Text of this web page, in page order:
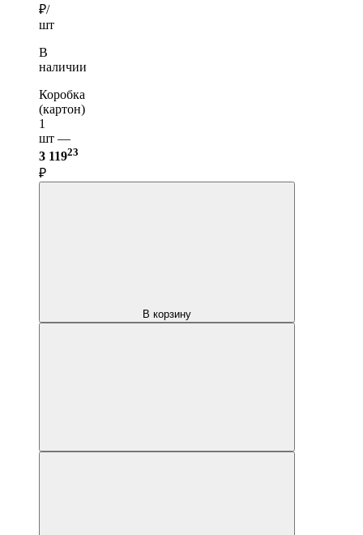
₽/
шт
В
наличии
Коробка
(картон)
1
шт —
3 11923
₽
В корзину